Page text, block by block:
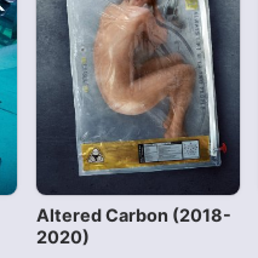
Altered Carbon (2018-
2020)